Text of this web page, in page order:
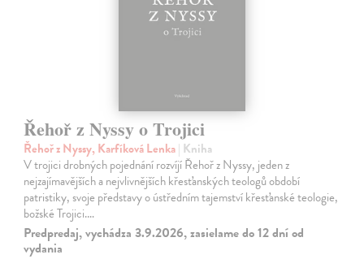
Řehoř z Nyssy o Trojici
Řehoř z Nyssy, Karfíková Lenka| Kniha
V trojici drobných pojednání rozvíjí Řehoř z Nyssy, jeden z
nejzajímavějších a nejvlivnějších křesťanských teologů období
patristiky, svoje představy o ústředním tajemství křesťanské teologie,
božské Trojici.…
Predpredaj, vychádza 3.9.2026, zasielame do 12 dní od
vydania